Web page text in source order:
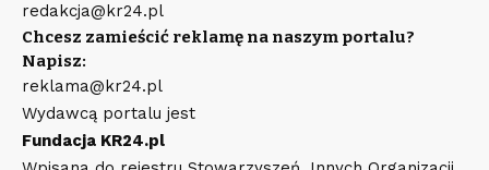
redakcja@kr24.pl
Chcesz zamieścić reklamę na naszym portalu?
Napisz:
reklama@kr24.pl
Wydawcą portalu jest
Fundacja KR24.pl